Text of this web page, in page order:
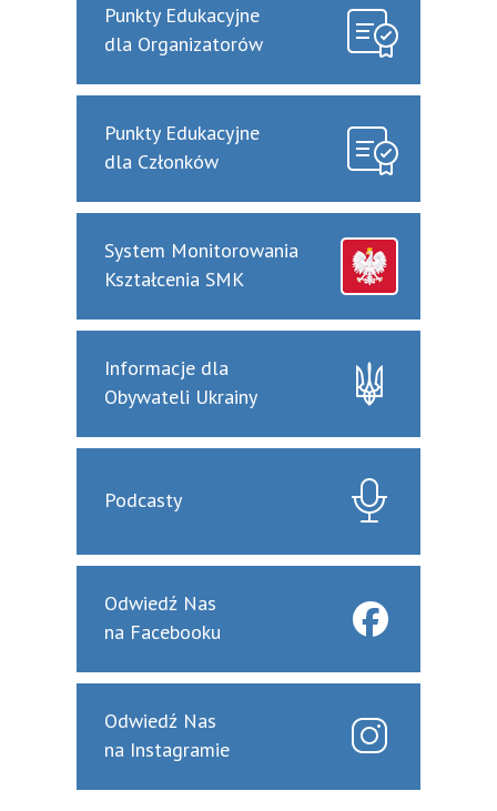
Punkty Edukacyjne
dla Organizatorów
Punkty Edukacyjne
dla Członków
System Monitorowania
Kształcenia SMK
Informacje dla
Obywateli Ukrainy
Podcasty
Odwiedź Nas
na Facebooku
Odwiedź Nas
na Instagramie